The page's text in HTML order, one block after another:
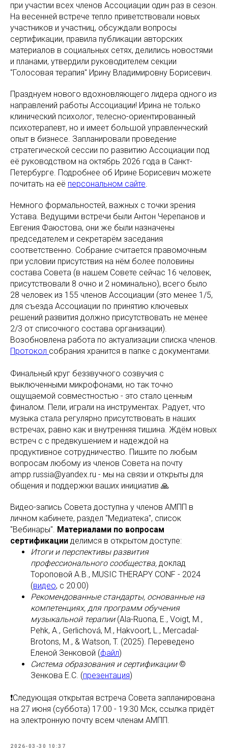
при участии всех членов Ассоциации один раз в сезон.
На весенней встрече тепло приветствовали новых
участников и участниц, обсуждали вопросы
сертификации, правила публикации авторских
материалов в социальных сетях, делились новостями
и планами, утвердили руководителем секции
"Голосовая терапия" Ирину Владимировну Борисевич.
Празднуем нового вдохновляющего лидера одного из
направлений работы Ассоциации! Ирина не только
клинический психолог, телесно-ориентированный
психотерапевт, но и имеет большой управленческий
опыт в бизнесе. Запланировали проведение
стратегической сессии по развитию Ассоциации под
её руководством на октябрь 2026 года в Санкт-
Петербурге. Подробнее об Ирине Борисевич можете
почитать на её персональном сайте.
Немного формальностей, важных с точки зрения
Устава. Ведущими встречи были Антон Черепанов и
Евгения Фаюстова, они же были назначены
председателем и секретарём заседания
соответственно. Собрание считается правомочным
при условии присутствия на нём более половины
состава Совета (в нашем Совете сейчас 16 человек,
присутствовали 8 очно и 2 номинально), всего было
28 человек из 155 членов Ассоциации (это менее 1/5,
для съезда Ассоциации по принятию ключевых
решений развития должно присутствовать не менее
2/3 от списочного состава организации).
Возобновлена работа по актуализации списка членов.
Протокол собрания хранится в папке с документами.
Финальный круг беззвучного созвучия с
выключенными микрофонами, но так точно
ощущаемой совместностью - это стало ценным
финалом. Пели, играли на инструментах. Радует, что
музыка стала регулярно присутствовать в наших
встречах, равно как и внутренняя тишина. Ждём новых
встреч с с предвкушением и надеждой на
продуктивное сотрудничество. Пишите по любым
вопросам любому из членов Совета на почту
ampp.russia@yandex.ru - мы на связи и открыты для
общения и поддержки ваших инициатив 🙏
Видео-запись Совета доступна у членов АМПП в
личном кабинете, раздел "Медиатека", список
"Вебинары". Материалами по вопросам
сертификации делимся в открытом доступе:
Итоги и перспективы развития
профессионального сообщества, доклад
Тороповой А.В., MUSIC THERAPY CONF - 2024
(видео, с 20:00)
Рекомендованные стандарты, основанные на
компетенциях, для программ обучения
музыкальной терапии (Ala-Ruona, E., Voigt, M.,
Pehk, A., Gerlichová, M., Hakvoort, L., Mercadal-
Brotons, M., & Watson, T. (2025). Переведено
Еленой Зенковой (файл)
Система образования и сертификации©
Зенкова Е.С. (презентация)
❗️Следующая открытая встреча Совета запланирована
на 27 июня (суббота) 17:00 - 19:30 Мск, ссылка придёт
на электронную почту всем членам АМПП.
2026-03-30 10:37